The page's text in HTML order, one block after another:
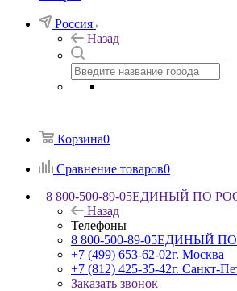
Россия
Назад
Корзина0
Сравнение товаров0
8 800-500-89-05ЕДИНЫЙ ПО
Назад
Телефоны
8 800-500-89-05ЕДИНЫЙ
+7 (499) 653-62-02г. Москва
+7 (812) 425-35-42г. Санкт-
Заказать звонок